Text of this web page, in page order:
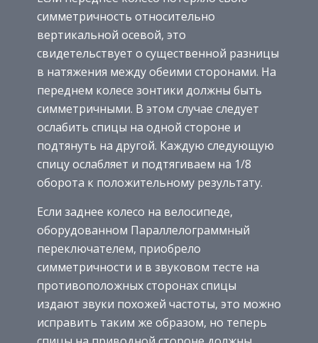
симметричность относительно
вертикальной осевой, это
свидетельствует о существенной разницы
в натяжения между обеими сторонами. На
переднем колесе зонтики должны быть
симметричными. В этом случае следует
ослабить спицы на одной стороне и
подтянуть на другой. Каждую следующую
спицу ослабляет и подтягиваем на 1/8
оборота к положительному результату.
Если заднее колесо на велосипеде,
оборудованном Параллелограммный
переключателем, приобрело
симметричности и в звуковом тесте на
противоположных сторонах спицы
издают звуки похожей частоты, это можно
исправить таким же образом, но теперь